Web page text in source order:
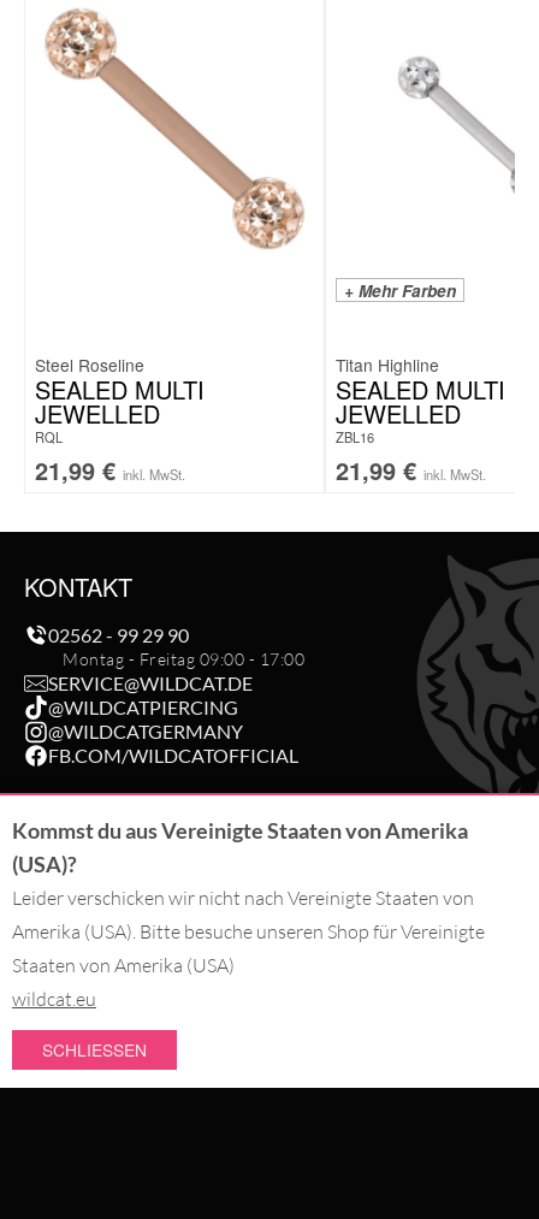
Steel Roseline
SEALED MULTI
JEWELLED
RQL
21,99 € inkl. MwSt.
+ Mehr Farben
Titan Highline
SEALED MULTI
JEWELLED
ZBL16
21,99 € inkl. MwSt.
KONTAKT
02562 - 99 29 90
Montag - Freitag 09:00 - 17:00
SERVICE@WILDCAT.DE
@WILDCATPIERCING
@WILDCATGERMANY
FB.COM/WILDCATOFFICIAL
BESTELLUNG WIDERRUFEN
DU BEZAHLST MIT
WIR LIEFERN MIT
Kommst du aus Vereinigte Staaten von Amerika
(USA)?
Leider verschicken wir nicht nach Vereinigte Staaten von
Amerika (USA). Bitte besuche unseren Shop für Vereinigte
Staaten von Amerika (USA)
wildcat.eu
SCHLIESSEN